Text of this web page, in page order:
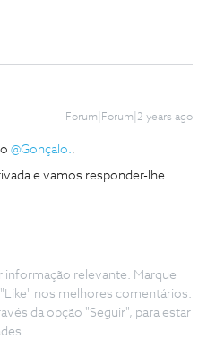
Forum|Forum|2 years ago
@Gonçalo.,
e vamos responder-lhe
informação relevante. Marque
nos melhores comentários.
da opção "Seguir", para estar